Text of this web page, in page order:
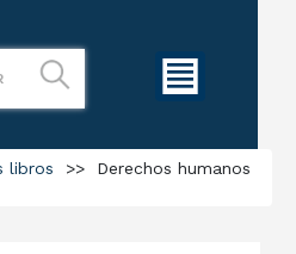
libros >> Derechos humanos